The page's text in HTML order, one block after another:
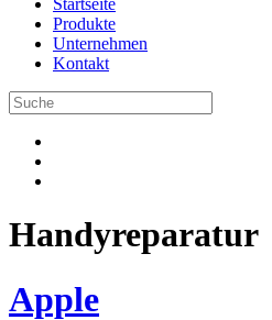
Startseite
Produkte
Unternehmen
Kontakt
Handyreparatur
Apple